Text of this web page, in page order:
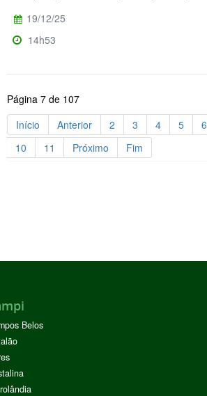
19/12/25
14h53
Página 7 de 107
Início
Anterior 2 3 4 5 6
10
11 Próximo Fim
Belos